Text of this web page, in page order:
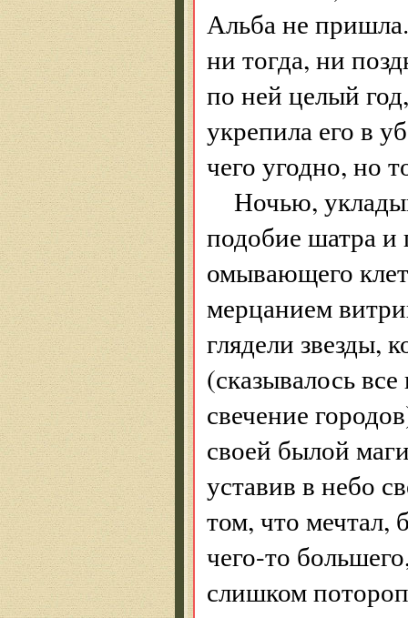
Альба не
ни тогда, ни
по ней целый
укрепила его в
чего угодно, но
Ночью,
подобие шатра и
омывающего
мерцанием
глядели звезды,
(сказывалось
свечение
своей былой
уставив в небо
том, что мечтал,
чего-то
слишком